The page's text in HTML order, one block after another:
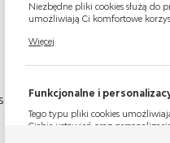
Niezbędne pliki cookies służą do
umożliwiają Ci komfortowe
Twoich ustawień preferencji
Więcej
Funkcjonalne i
Tego typu pliki cookies
Ciebie ustawień oraz